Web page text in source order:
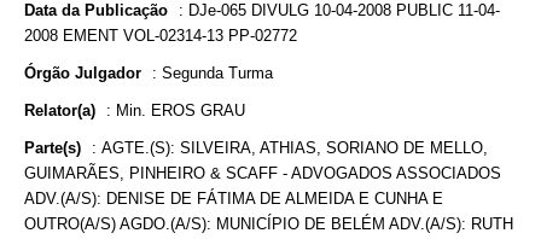
Data da Publicação : DJe-065 DIVULG 10-04-2008 PUBLIC 11-04-
2008 EMENT VOL-02314-13 PP-02772
Órgão Julgador : Segunda Turma
Relator(a) : Min. EROS GRAU
Parte(s) : AGTE.(S): SILVEIRA, ATHIAS, SORIANO DE MELLO,
GUIMARÃES, PINHEIRO & SCAFF - ADVOGADOS ASSOCIADOS
ADV.(A/S): DENISE DE FÁTIMA DE ALMEIDA E CUNHA E
OUTRO(A/S) AGDO.(A/S): MUNICÍPIO DE BELÉM ADV.(A/S): RUTH